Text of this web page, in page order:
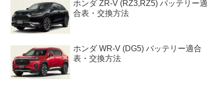
ホンダ ZR-V (RZ3,RZ5) バッテリー適
合表・交換方法
ホンダ WR-V (DG5) バッテリー適合
表・交換方法